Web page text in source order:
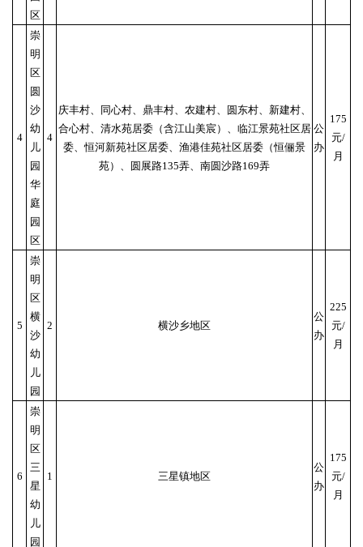
区
4
崇
明
区
圆
沙
幼
儿
园
华
庭
园
区
4
庆丰村、同心村、鼎丰村、农建村、圆东村、新建村、
合心村、清水苑居委（含江山美宸）、临江景苑社区居
委、恒河新苑社区居委、渔港佳苑社区居委（恒俪景
苑）、圆展路135弄、南圆沙路169弄
公
办
175
元/
月
5
崇
明
区
横
沙
幼
儿
园
2 横沙乡地区
公
办
225
元/
月
6
崇
明
区
三
星
幼
儿
园
1 三星镇地区
公
办
175
元/
月